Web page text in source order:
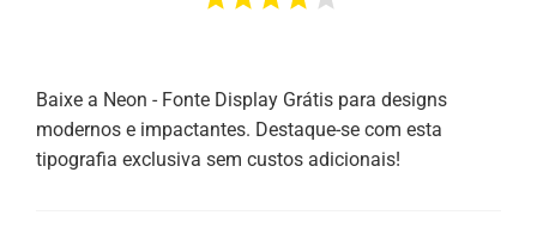
Baixe a Neon - Fonte Display Grátis para designs
modernos e impactantes. Destaque-se com esta
tipografia exclusiva sem custos adicionais!